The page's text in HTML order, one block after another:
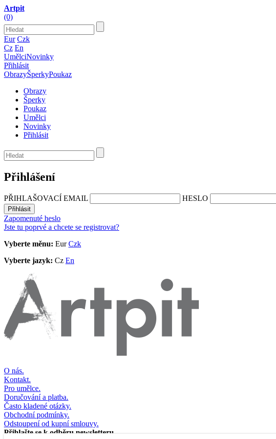
Artpit
(0)
Eur Czk
Cz En
UmělciNovinky
Přihlásit
ObrazyŠperkyPoukaz
Obrazy
Šperky
Poukaz
Umělci
Novinky
Přihlásit
Přihlášení
PŘIHLAŠOVACÍ EMAIL HESLO
Zapomenuté heslo
Jste tu poprvé a chcete se registrovat?
Vyberte měnu: Eur Czk
Vyberte jazyk: Cz En
O nás.
Kontakt.
Pro umělce.
Doručování a platba.
Často kladené otázky.
Obchodní podmínky.
Odstoupení od kupní smlouvy.
Přihlašte se k odběru newsletteru